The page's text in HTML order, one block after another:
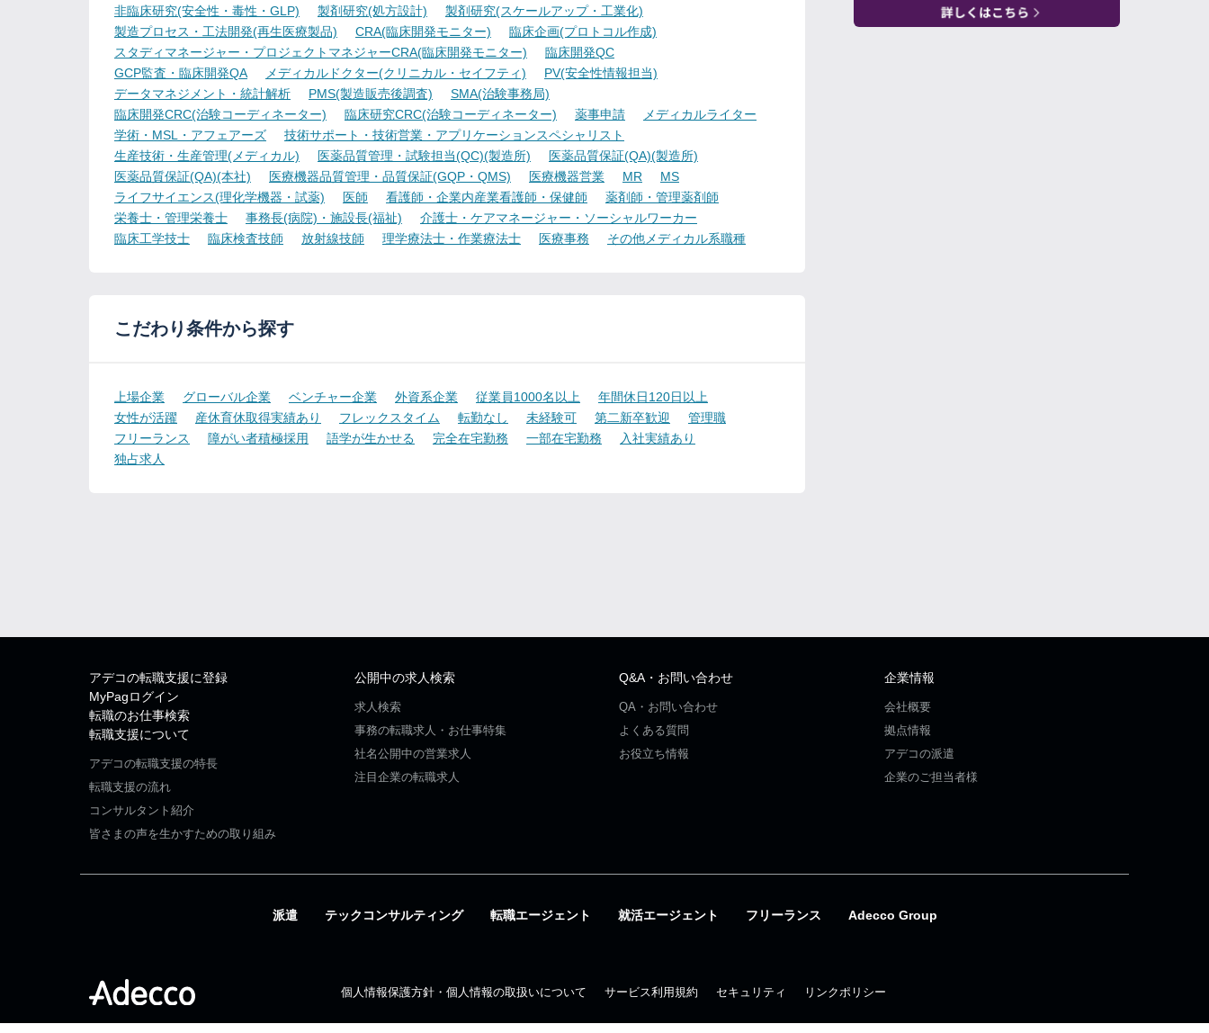
非臨床研究(安全性・毒性・GLP)
製剤研究(処方設計)
製剤研究(スケールアップ・工業化)
製造プロセス・工法開発(再生医療製品)
CRA(臨床開発モニター)
臨床企画(プロトコル作成)
スタディマネージャー・プロジェクトマネジャーCRA(臨床開発モニター)
臨床開発QC
GCP監査・臨床開発QA
メディカルドクター(クリニカル・セイフティ)
PV(安全性情報担当)
データマネジメント・統計解析
PMS(製造販売後調査)
SMA(治験事務局)
臨床開発CRC(治験コーディネーター)
臨床研究CRC(治験コーディネーター) 薬事申請
メディカルライター
学術・MSL・アフェアーズ
技術サポート・技術営業・アプリケーションスペシャリスト
生産技術・生産管理(メディカル)
医薬品質管理・試験担当(QC)(製造所)
医薬品質保証(QA)(製造所)
医薬品質保証(QA)(本社)
医療機器品質管理・品質保証(GQP・QMS) 医療機器営業 MR
MS
ライフサイエンス(理化学機器・試薬)
医師 看護師・企業内産業看護師・保健師
薬剤師・管理薬剤師
栄養士・管理栄養士
事務長(病院)・施設長(福祉)
介護士・ケアマネージャー・ソーシャルワーカー
臨床工学技士
臨床検査技師 放射線技師 理学療法士・作業療法士 医療事務 その他メディカル系職種
こだわり条件から探す
上場企業 グローバル企業 ベンチャー企業 外資系企業 従業員1000名以上
年間休日120日以上
女性が活躍
産休育休取得実績あり フレックスタイム 転勤なし 未経験可 第二新卒歓迎
管理職
フリーランス
障がい者積極採用 語学が生かせる 完全在宅勤務 一部在宅勤務
入社実績あり
独占求人
アデコの転職支援に登録
MyPagログイン
転職のお仕事検索
転職支援について
アデコの転職支援の特長
転職支援の流れ
コンサルタント紹介
皆さまの声を生かすための取り組み
公開中の求人検索
求人検索
事務の転職求人・お仕事特集
社名公開中の営業求人
注目企業の転職求人
Q&A・お問い合わせ
QA・お問い合わせ
よくある質問
お役立ち情報
企業情報
会社概要
拠点情報
アデコの派遣
企業のご担当者様
派遣 テックコンサルティング 転職エージェント 就活エージェント フリーランス Adecco Group
個人情報保護方針・個人情報の取扱いについて サービス利用規約 セキュリティ リンクポリシー